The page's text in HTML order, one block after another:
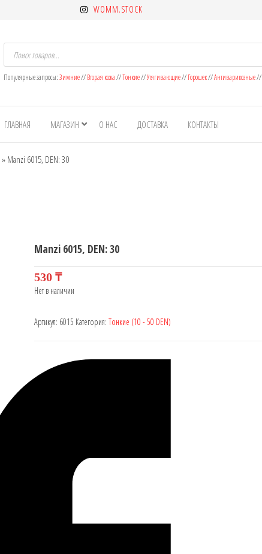
WOMM.STOCK
Поиск
товаров
Популярные запросы:Зимние//Вторая кожа//Тонкие//Утягивающие//Горошек//Антиварикозные//
ГЛАВНАЯ МАГАЗИН О НАС ДОСТАВКА КОНТАКТЫ
» Manzi 6015, DEN: 30
Manzi 6015, DEN: 30
530 ₸
Нет в наличии
Артикул: 6015 Категория: Тонкие (10 - 50 DEN)